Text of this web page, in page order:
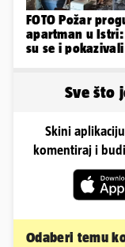
FOTO Požar
apartman u
su se i
Sve što
Skini
komentiraj i
Odaberi temu